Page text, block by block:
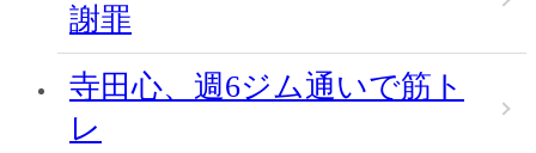
謝罪
寺田心、週6ジム通いで筋ト
レ